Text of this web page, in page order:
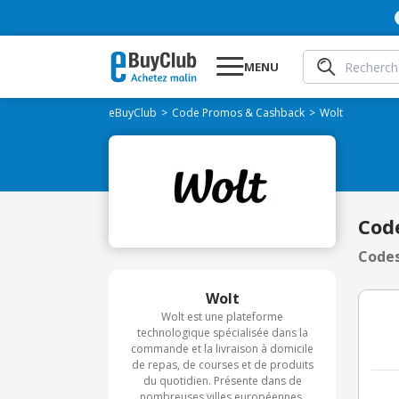
MENU
eBuyClub Code Promos & Cashback Wolt
Wolt
Wolt est une plateforme
technologique spécialisée dans la
commande et la livraison à domicile
de repas, de courses et de produits
du quotidien. Présente dans de